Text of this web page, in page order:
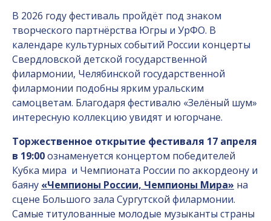
В 2026 году фестиваль пройдёт под знаком
творческого партнёрства Югры и УрФО. В
календаре культурных событий России концерты
Свердловской детской государственной
филармонии, Челябинской государственной
филармонии подобны ярким уральским
самоцветам. Благодаря фестивалю «Зелёный шум»
интересную коллекцию увидят и югорчане.
Торжественное открытие фестиваля 17 апреля
в 19:00ознаменуется концертом победителей
Кубка мира и Чемпионата России по аккордеону и
баяну «Чемпионы России, Чемпионы Мира» на
сцене Большого зала Сургутской филармонии.
Самые титулованные молодые музыканты страны